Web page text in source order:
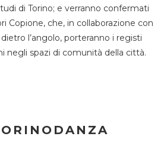
di Torino; e verranno confermati
Copione, che, in collaborazione con
l’angolo, porteranno i registi
negli spazi di comunità della città.